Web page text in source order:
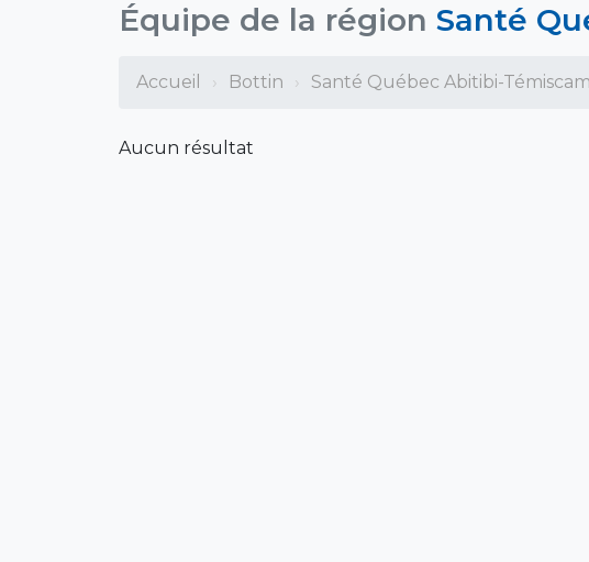
Équipe de la région Santé
Accueil Bottin Santé Québec Abitibi-
Aucun résultat